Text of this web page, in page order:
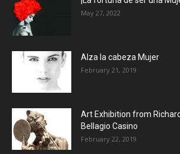
May 27, 2022
Alza la cabeza Mujer
February 21, 2019
Art Exhibition from
Bellagio Casino
February 22, 2019